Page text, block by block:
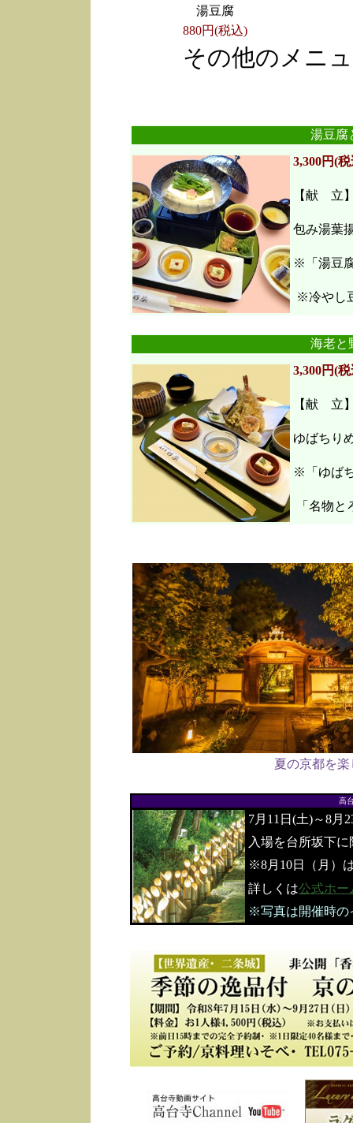
湯豆腐
880円(税込)
その他のメニ
湯豆腐
3,300円(
【献 立
包み湯葉
※「湯豆
※冷やし
海老
3,300円(
【献 立
ゆばちり
※「ゆば
「名物と
夏の京都を
高
7月11日(土)～8月
入場を台所坂下
※8月10日（月）
詳しくは公式ホー
※写真は開催時の